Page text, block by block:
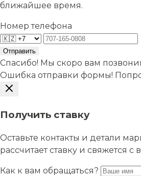
ближайшее время.
Номер телефона
Отправить
Спасибо! Мы скоро вам
Ошибка отправки формы!
Получить ставку
Оставьте контакты и детали
рассчитает ставку и свяжется с
Как к вам обращаться?